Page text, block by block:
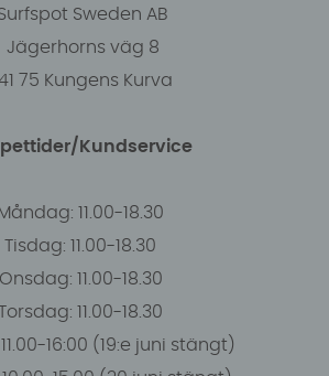
Sweden AB
Jägerhorns väg 8
75 Kungens Kurva
Kundservice
Måndag: 11.00-18.30
Tisdag: 11.00-18.30
Onsdag: 11.00-18.30
11.00-18.30
16:00 (19:e juni stängt)